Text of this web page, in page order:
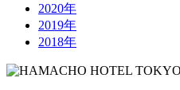
2020年
2019年
2018年